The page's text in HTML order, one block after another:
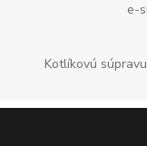
e-
Kotlíkovú